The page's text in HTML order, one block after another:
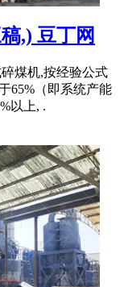
,) 豆丁网
煤机,按经验公式
65%（即系统产能
以上, .